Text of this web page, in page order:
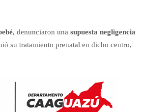
denunciaron una supuesta negligencia
su tratamiento prenatal en dicho centro,